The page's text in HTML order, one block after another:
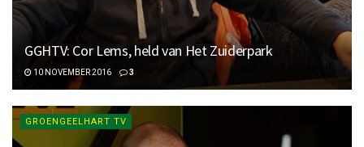
GGHTV: Cor Lems, held van Het Zuiderpark
10 NOVEMBER 2016 3
GROENGEELHART TV